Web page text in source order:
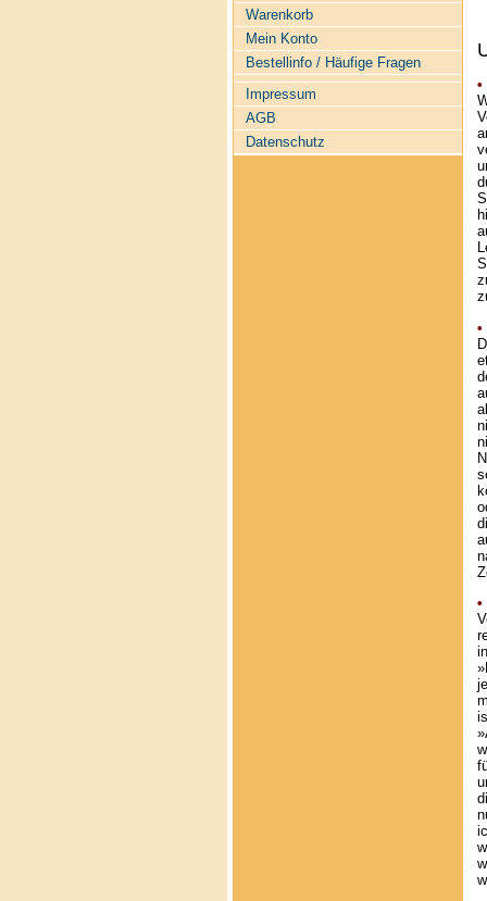
Warenkorb
Mein Konto
Bestellinfo / Häufige Fragen
Impressum
AGB
Datenschutz